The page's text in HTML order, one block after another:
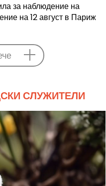
за наблюдение на
на 12 август в Париж
СЛУЖИТЕЛИ